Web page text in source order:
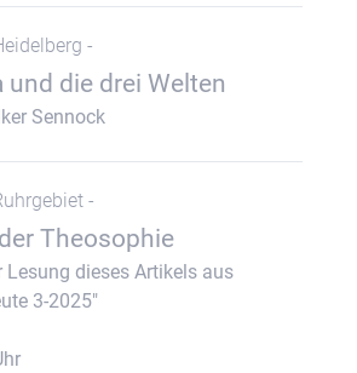
-
und die drei Welten
Sennock
-
Theosophie
Lesung dieses Artikels aus
3-2025"